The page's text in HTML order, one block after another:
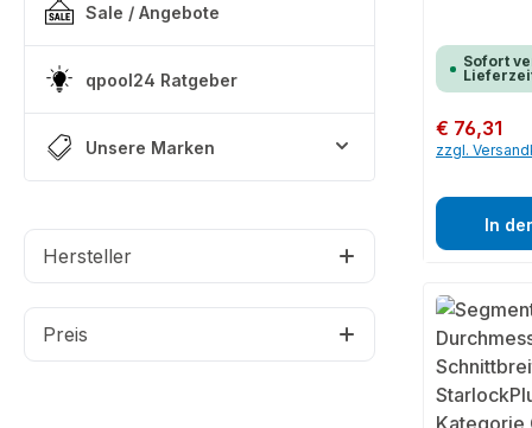
Sale / Angebote
qpool24 Ratgeber
Unsere Marken
Hersteller
Preis
Sofort
Regulärer Preis:
€ 76,31
zzgl.
In